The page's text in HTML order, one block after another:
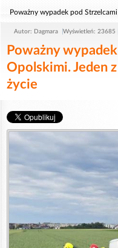
Poważny wypadek pod
Autor: Dagmara Wyświetleń: 23685
Poważny
Opolskimi. Jeden
życie